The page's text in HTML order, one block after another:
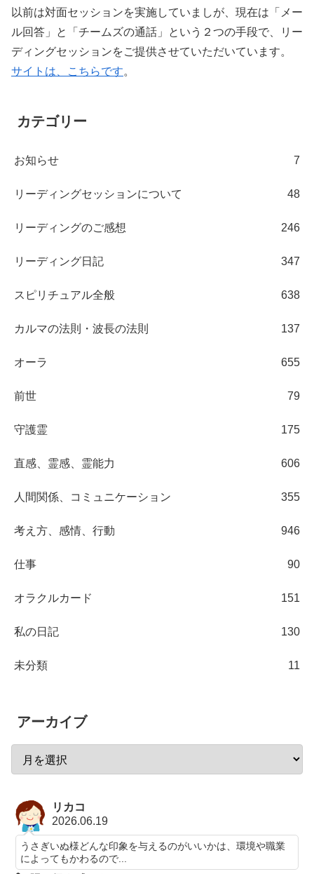
以前は対面セッションを実施していましが、現在は「メー
ル回答」と「チームズの通話」という２つの手段で、リー
ディングセッションをご提供させていただいています。
サイトは、こちらです。
カテゴリー
お知らせ 7
リーディングセッションについて 48
リーディングのご感想 246
リーディング日記 347
スピリチュアル全般 638
カルマの法則・波長の法則 137
オーラ 655
前世 79
守護霊 175
直感、霊感、霊能力 606
人間関係、コミュニケーション 355
考え方、感情、行動 946
仕事 90
オラクルカード 151
私の日記 130
未分類 11
アーカイブ
リカコ
2026.06.19
うさぎいぬ様どんな印象を与えるのがいいかは、環境や職業
によってもかわるので...